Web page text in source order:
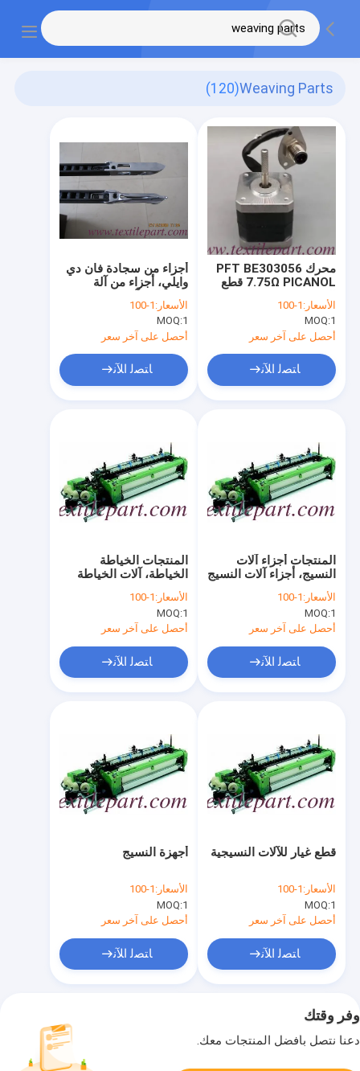
Weaving Parts
(120)
أجزاء من سجادة فان دي
وايلي، أجزاء من آلة
السجادة، آلة تنسيق
السجاد فان دي وايلي
الأسعار: 1-100
MOQ:1
أحصل على آخر سعر
ﺎﺘﺼﻟ ﺍﻶﻧ
محرك PFT BE303056
7.75Ω PICANOL قطع
النسيج
الأسعار: 1-100
MOQ:1
أحصل على آخر سعر
ﺎﺘﺼﻟ ﺍﻶﻧ
المنتجات الخياطة
الخياطة، آلات الخياطة
الأسعار: 1-100
MOQ:1
أحصل على آخر سعر
ﺎﺘﺼﻟ ﺍﻶﻧ
المنتجات أجزاء آلات
النسيج، أجزاء آلات النسيج
الأسعار: 1-100
MOQ:1
أحصل على آخر سعر
ﺎﺘﺼﻟ ﺍﻶﻧ
أجهزة النسيج
الأسعار: 1-100
MOQ:1
أحصل على آخر سعر
ﺎﺘﺼﻟ ﺍﻶﻧ
قطع غيار للآلات النسيجية
الأسعار: 1-100
MOQ:1
أحصل على آخر سعر
ﺎﺘﺼﻟ ﺍﻶﻧ
وفر وقتك
دعنا نتصل بأفضل المنتجات معك.